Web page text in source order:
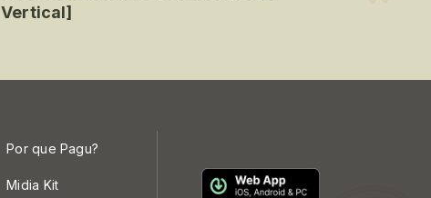
Vertical]
Por que Pagu?
Midia Kit